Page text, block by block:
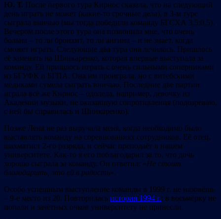
Ю. Т. После первого тура Кирнос сказала, что на следующий
день играть не может (какие-то срочные дела), в 3-м туре
сыграла вничью (мы тогда победили команду БГСХА 3,5:0,5).
Вечером после этого тура она позвонила мне, что очень
больна – то ли бронхит, то ли ангина – и не знает, когда
сможет играть. Следующие два тура она лечилась. Пришлось
её заменять на Шинкаренко, которая впервые выступала за
команду. Ей пришлось играть с очень сильными соперниками
из БГУФК и БГПА. Она им проиграла, но с витебскими
медиками сумела сыграть вничью. Последние две партии
играла всё же Кирнос – одолела, например, девочку из
Академии музыки, не оказавшую сопротивления (подозреваю,
с ней бы справилась и Шинкаренко).
Позже Лена не раз выручала меня, когда необходимо было
выставлять команду на соревнованиях сотрудников. Её отец,
шахматист 2-го разряда, и сейчас преподаёт в нашем
университете. Как-то я его поблагодарил за то, что дочь
хорошо сыграла за команду. Он ответил: «Не стоит
благодарить, это ей в радость».
Особо успешным выступление команды в 1999 г. не назовёшь
– 9-е место из 20. Повторилась история 1994 г.: в восьмёрку не
попали и зачётных очков университету не принесли.